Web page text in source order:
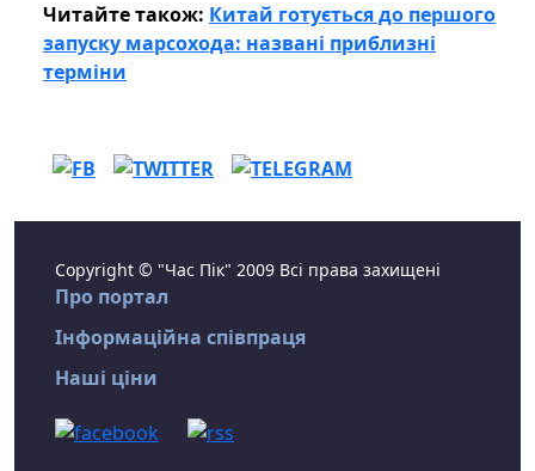
Читайте також: Китай готується до першого
запуску марсохода: названі приблизні
терміни
Copyright © "Час Пік" 2009 Всі права захищені
Про портал
Інформаційна співпраця
Наші ціни